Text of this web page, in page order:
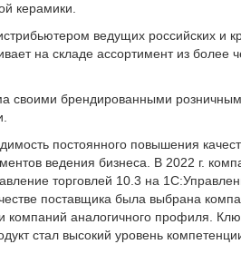
керамики.
ведущих российских и
на складе ассортимент из более
своими брендированными
постоянного повышения
ведения бизнеса. В 2022 г.
торговлей 10.3 на
поставщика была выбрана
компаний аналогичного профиля.
стал высокий уровень